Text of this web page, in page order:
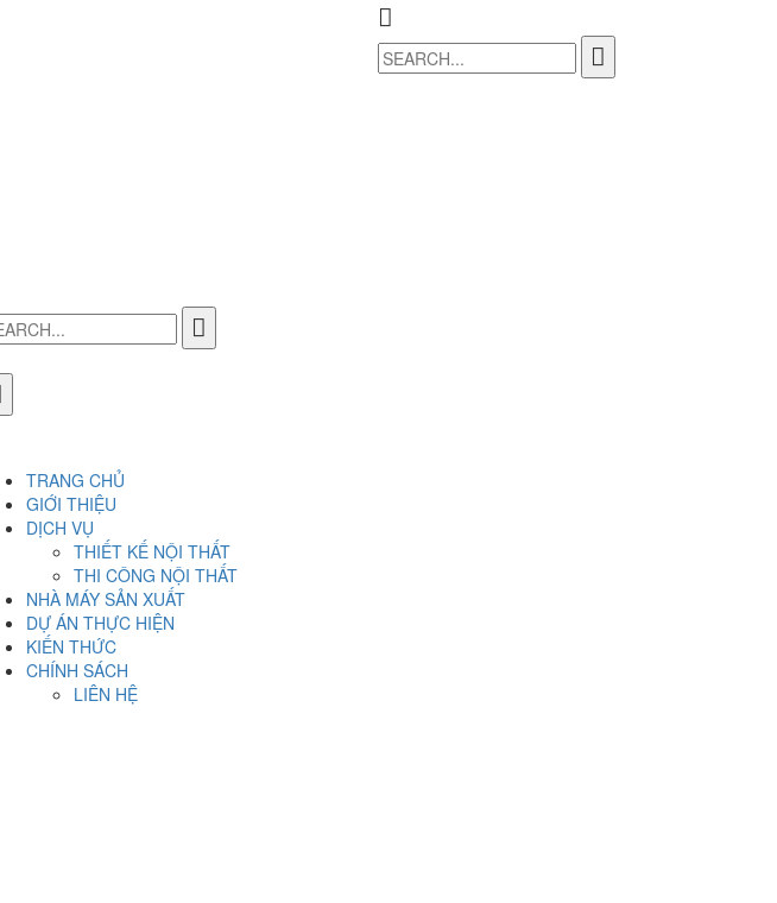
TRANG CHỦ
GIỚI THIỆU
DỊCH VỤ
THIẾT KẾ NỘI THẤT
THI CÔNG NỘI THẤT
NHÀ MÁY SẢN XUẤT
DỰ ÁN THỰC HIỆN
KIẾN THỨC
CHÍNH SÁCH
LIÊN HỆ